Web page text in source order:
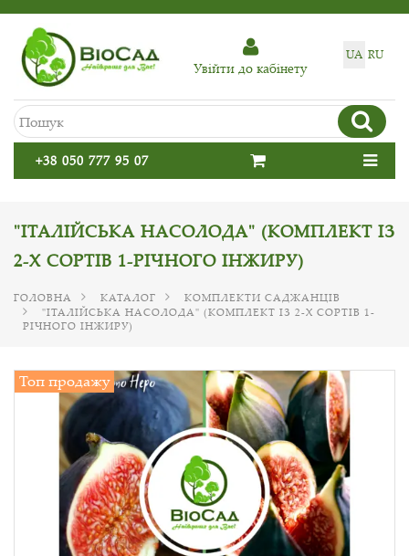
UA RU
Увiйти до кабiнету
+38 050 777 95 07
"ІТАЛІЙСЬКА НАСОЛОДА" (КОМПЛЕКТ ІЗ
2-Х СОРТІВ 1-РІЧНОГО ІНЖИРУ)
ГОЛОВНА КАТАЛОГ
КОМПЛЕКТИ САДЖАНЦІВ
"ІТАЛІЙСЬКА НАСОЛОДА" (КОМПЛЕКТ ІЗ 2-Х СОРТІВ 1-
РІЧНОГО ІНЖИРУ)
Топ продажу